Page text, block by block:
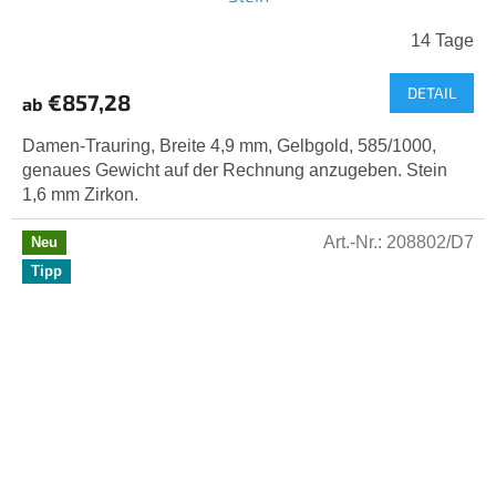
14 Tage
ab €857,28 DETAIL
Damen-Trauring, Breite 4,9 mm, Gelbgold, 585/1000,
genaues Gewicht auf der Rechnung anzugeben. Stein
1,6 mm Zirkon.
Neu
Tipp
Art.-Nr.: 208802/D7